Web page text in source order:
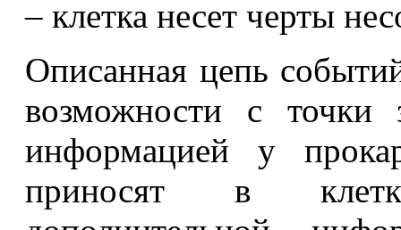
– клетка несет черты
Описанная цепь
возможности с точки
информацией у
приносят в